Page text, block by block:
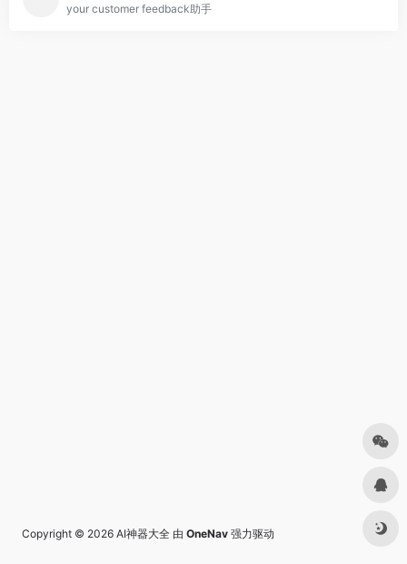
your customer feedback助手
Copyright © 2026 AI神器大全 由 OneNav 强力驱动